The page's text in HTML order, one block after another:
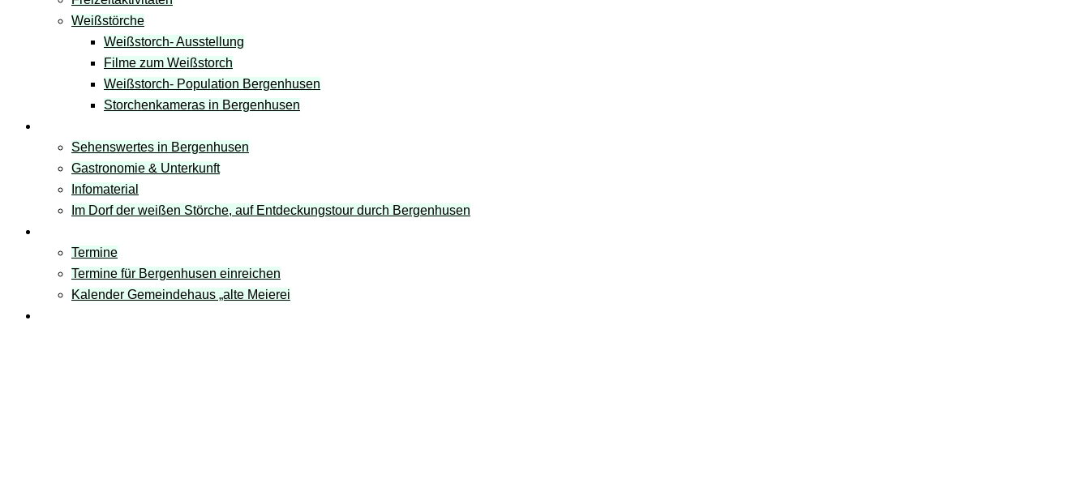
Weißstörche
Weißstorch- Ausstellung
Filme zum Weißstorch
Weißstorch- Population Bergenhusen
Storchenkameras in Bergenhusen
Sehenswertes in Bergenhusen
Gastronomie & Unterkunft
Infomaterial
Im Dorf der weißen Störche, auf Entdeckungstour durch Bergenhusen
Termine
Termine für Bergenhusen einreichen
Kalender Gemeindehaus „alte Meierei